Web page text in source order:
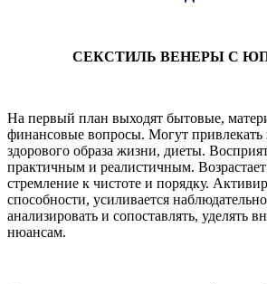
СЕКСТИЛЬ ВЕНЕРЫ С
На первый план выходят бытовые,
финансовые вопросы. Могут
здорового образа жизни, диеты.
практичным и реалистичным.
стремление к чистоте и порядку.
способности, усиливается
анализировать и сопоставлять, уделять
нюансам.